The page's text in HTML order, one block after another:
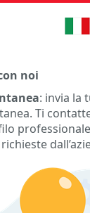
noi
: invia la
Ti